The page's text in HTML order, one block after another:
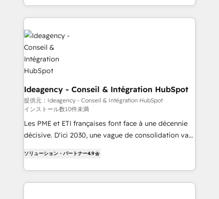
Marketing, Sales, Operations, and Service Hubs. -
Ongoing optimization, managed support, and
scalable retainers. Let’s make HubSpot your most
powerful growth engine. Built to convert, scale, and
drive results.
search optimisation), and HubSpot Content Hub and
WordPress development. We work with enterprise
and growth-led companies across technology,
professional services, financial services and
industrial sectors. Offices in Johannesburg, Cape
Town, Dubai & London. 500+ HubSpot CRM
implementations delivered. AI visibility coverage
across ChatGPT, Claude, Perplexity, Gemini and
Google AI Overviews. HubSpot Impact Award -
Customer First HubSpot Impact Award - Integrations
Innovation HubSpot Impact Award - Platform
Migration Excellence HubSpot Impact Award -
professionals. 100s of certifications and
accreditations with HubSpot.
Ideagency - Conseil & Intégration HubSpot
提供元：Ideagency - Conseil & Intégration HubSpot
インストール数10件未満
Les PME et ETI françaises font face à une décennie
décisive. D'ici 2030, une vague de consolidation va
entreprises qui auront réussi leur transformation. Le
problème ? 58% des dirigeants savent que l'IA est
vitale pour leur survie. Mais 57% n'ont aucune
ソリューション・パートナー4.9